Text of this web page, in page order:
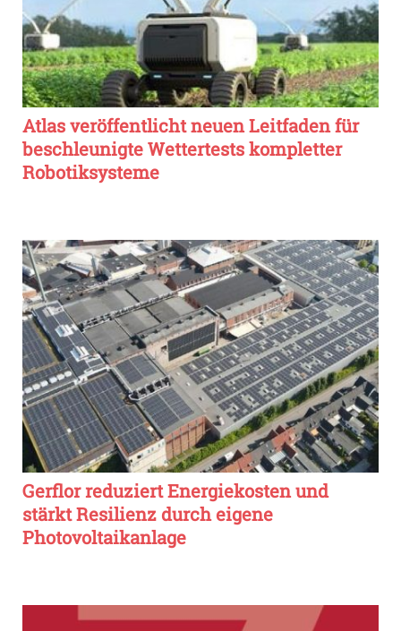
Atlas veröffentlicht neuen Leitfaden für
beschleunigte Wettertests kompletter
Robotiksysteme
Gerflor reduziert Energiekosten und
stärkt Resilienz durch eigene
Photovoltaikanlage